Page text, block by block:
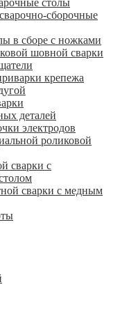
столы
сборочные
в сборе с ножками
шовной сварки
крепежа
деталей
электродов
роликовой
сварки с
сварки с медным